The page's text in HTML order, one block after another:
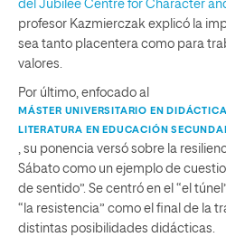
del Jubilee Centre for Character
profesor Kazmierczak explicó la
sea tanto placentera como para
valores.
Por último, enfocado al
MÁSTER UNIVERSITARIO EN
LITERATURA EN EDUCACIÓN
, su ponencia versó sobre la
Sábato como un ejemplo de
de sentido”. Se centró en el “el
“la resistencia” como el final de la
distintas posibilidades didácticas.